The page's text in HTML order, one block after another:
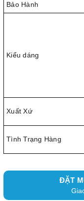
Bảo Hành
Kiểu dáng
Xuất Xứ
Tình Trạng Hàng
ĐẶT